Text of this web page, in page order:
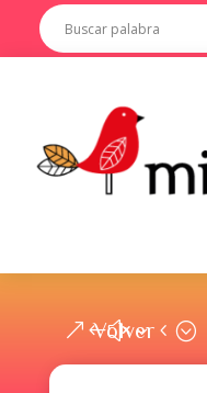
Volver